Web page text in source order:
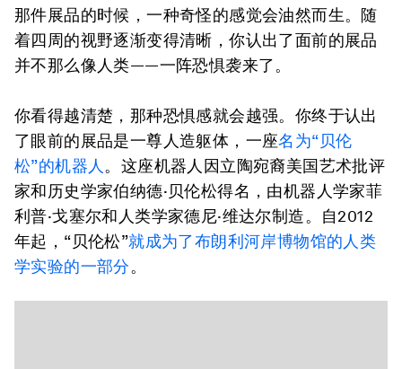
那件展品的时候，一种奇怪的感觉会油然而生。随
着四周的视野逐渐变得清晰，你认出了面前的展品
并不那么像人类——一阵恐惧袭来了。
你看得越清楚，那种恐惧感就会越强。你终于认出
了眼前的展品是一尊人造躯体，一座名为“贝伦
松”的机器人 。这座机器人因立陶宛裔美国艺术批评
家和历史学家伯纳德·贝伦松得名，由机器人学家菲
利普·戈塞尔和人类学家德尼·维达尔制造。自2012
年起，“贝伦松”就成为了布朗利河岸博物馆的人类
学实验的一部分。